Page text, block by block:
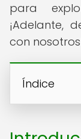
para
¡Adelante,
con
Índice